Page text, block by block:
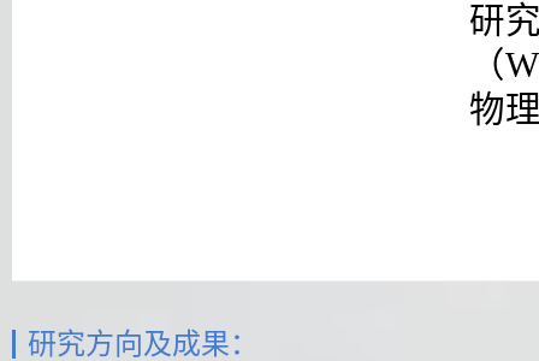
研
（
物
研究方向及成果：